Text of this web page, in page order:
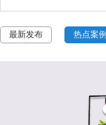
最新发布 热点案例